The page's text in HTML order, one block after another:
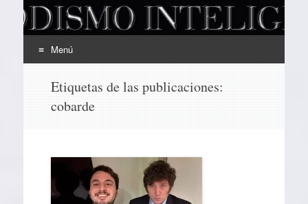
Menú
contenido
Etiquetas de las publicaciones:
cobarde